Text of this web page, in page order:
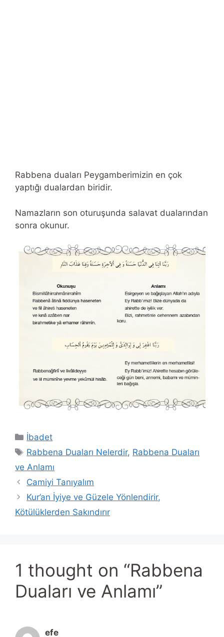
Rabbena duaları Peygamberimizin en çok
yaptığı dualardan biridir.
Namazların son oturuşunda salavat dualarından
sonra okunur.
Categories
İbadet
Tags
Rabbena Duaları Nelerdir, Rabbena Duaları
ve Anlamı
Camiyi Tanıyalım
Kur’an İyiye ve Güzele Yönlendirir,
Kötülüklerden Sakındırır
1 thought on “Rabbena
Duaları ve Anlamı”
efe